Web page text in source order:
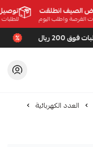
انطلقت
واطلب اليوم
توصيل
للطلبات
العدد الكهربائية